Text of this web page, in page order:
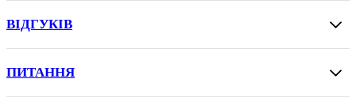
ВІДГУКІВ
ПИТАННЯ